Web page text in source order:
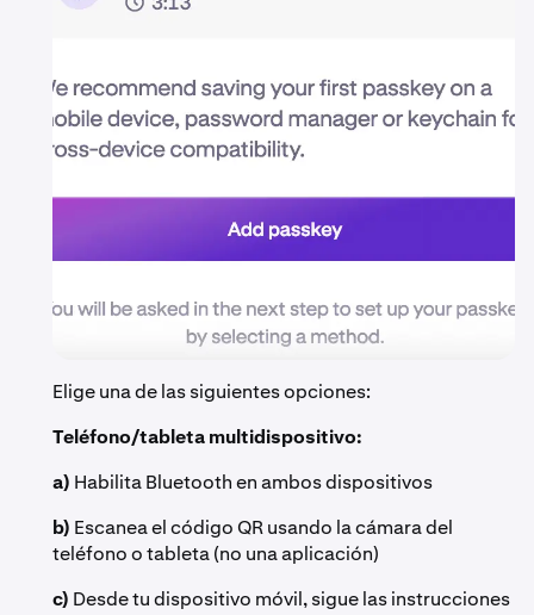
Elige una de las siguientes opciones:
Teléfono/tableta multidispositivo:
a) Habilita Bluetooth en ambos dispositivos
b) Escanea el código QR usando la cámara del
teléfono o tableta (no una aplicación)
c) Desde tu dispositivo móvil, sigue las instrucciones